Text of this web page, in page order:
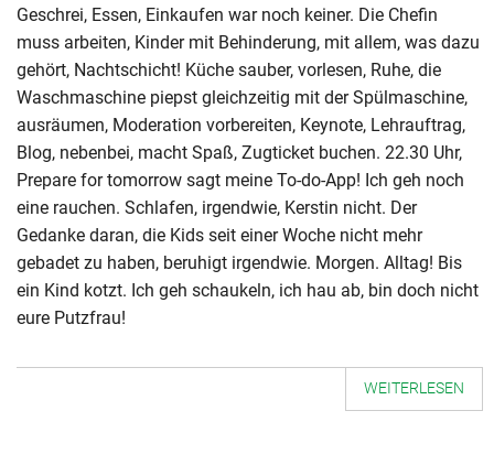
Geschrei, Essen, Einkaufen war noch keiner. Die Chefin
muss arbeiten, Kinder mit Behinderung, mit allem, was dazu
gehört, Nachtschicht! Küche sauber, vorlesen, Ruhe, die
Waschmaschine piepst gleichzeitig mit der Spülmaschine,
ausräumen, Moderation vorbereiten, Keynote, Lehrauftrag,
Blog, nebenbei, macht Spaß, Zugticket buchen. 22.30 Uhr,
Prepare for tomorrow sagt meine To-do-App! Ich geh noch
eine rauchen. Schlafen, irgendwie, Kerstin nicht. Der
Gedanke daran, die Kids seit einer Woche nicht mehr
gebadet zu haben, beruhigt irgendwie. Morgen. Alltag! Bis
ein Kind kotzt. Ich geh schaukeln, ich hau ab, bin doch nicht
eure Putzfrau!
WEITERLESEN